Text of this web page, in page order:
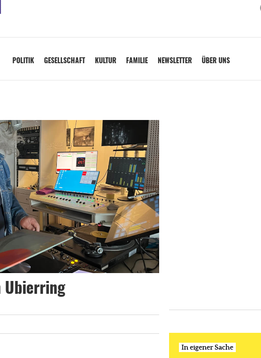
POLITIK GESELLSCHAFT KULTUR FAMILIE NEWSLETTER ÜBER UNS
Ubierring
In eigener Sache